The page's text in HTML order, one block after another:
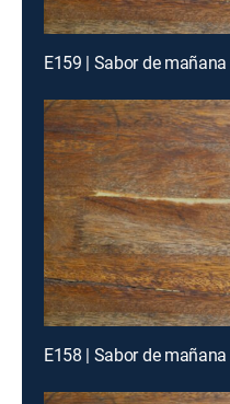
E159 | Sabor de mañana
E158 | Sabor de mañana